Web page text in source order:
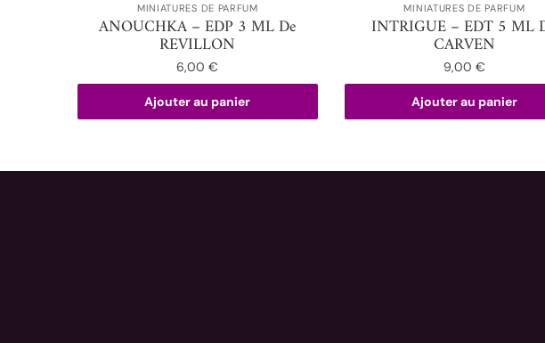
MINIATURES DE PARFUM
ANOUCHKA – EDP 3 ML De
REVILLON
6,00€
Ajouter au panier
MINIATURES DE PARFUM
INTRIGUE – EDT 5 ML
CARVEN
9,00 €
Ajouter au panier